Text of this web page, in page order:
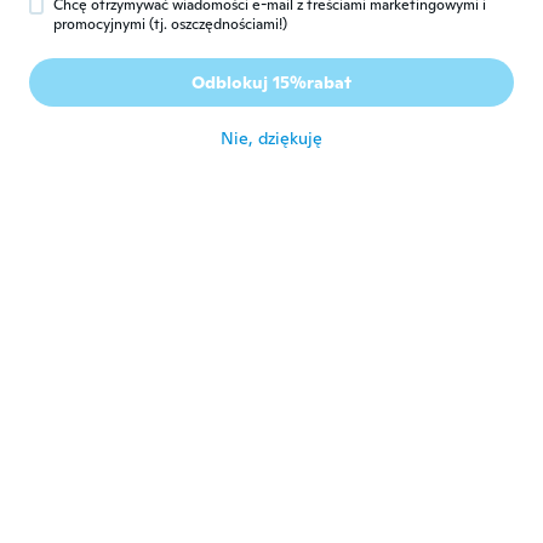
K Kamila
Rok dołączenia 2017 · 114 opinie · 17 przesłane
Looks great
Chcę otrzymywać wiadomości e-mail z treściami marketingowymi i
promocyjnymi (tj. oszczędnościami!)
Odblokuj 15%rabat
Nie, dziękuję